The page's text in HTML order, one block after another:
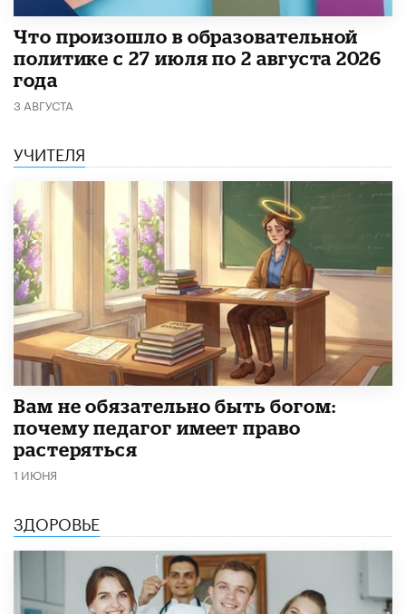
​Что произошло в образовательной
политике с 27 июля по 2 августа 2026
года
3 АВГУСТА
УЧИТЕЛЯ
​Вам не обязательно быть богом:
почему педагог имеет право
растеряться
1 ИЮНЯ
ЗДОРОВЬЕ